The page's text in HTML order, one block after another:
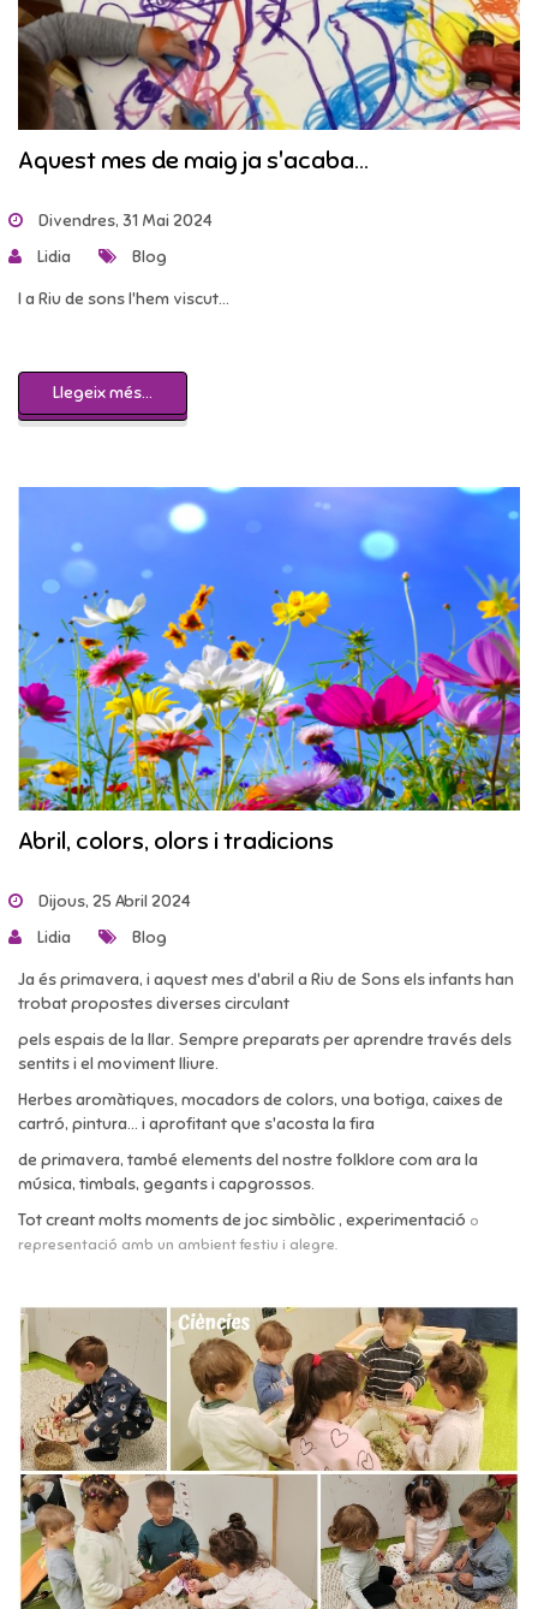
Aquest mes de maig ja s'acaba...
Divendres, 31 Mai 2024
Lidia
Blog
I a Riu de sons l'hem viscut...
Llegeix més...
Abril, colors, olors i tradicions
Dijous, 25 Abril 2024
Lidia
Blog
Ja és primavera, i aquest mes d'abril a Riu de Sons els infants han
trobat propostes diverses circulant
pels espais de la llar. Sempre preparats per aprendre través dels
sentits i el moviment lliure.
Herbes aromàtiques, mocadors de colors, una botiga, caixes de
cartró, pintura... i aprofitant que s'acosta la fira
de primavera, també elements del nostre folklore com ara la
música, timbals, gegants i capgrossos.
Tot creant molts moments de joc simbòlic , experimentació o
representació amb un ambient festiu i alegre.